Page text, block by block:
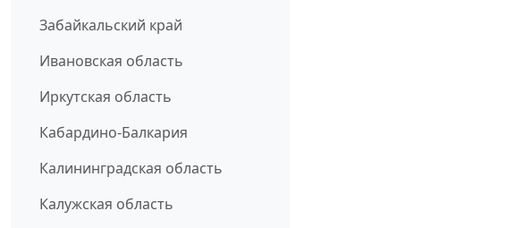
Забайкальский край
Ивановская область
Иркутская область
Кабардино-Балкария
Калининградская область
Калужская область